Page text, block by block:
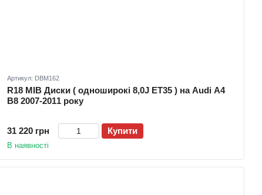
Артикул: DBM162
R18 MIB Диски ( одноширокі 8,0J ET35 ) на Audi A4
B8 2007-2011 року
31 220 грн Купити
В наявності